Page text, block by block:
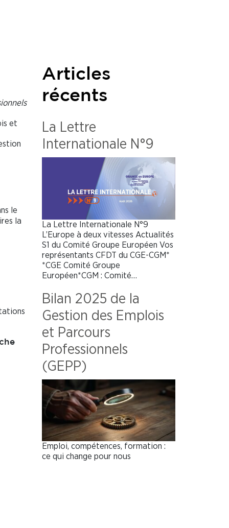
et
le
la
Articles
récents
La Lettre
Internationale N°9
La Lettre Internationale N°9
L’Europe à deux vitesses Actualités
S1 du Comité Groupe Européen Vos
représentants CFDT du CGE-CGM*
*CGE Comité Groupe
Européen*CGM : Comité…
Bilan 2025 de la
Gestion des Emplois
et Parcours
Professionnels
(GEPP)
Emploi, compétences, formation :
ce qui change pour nous